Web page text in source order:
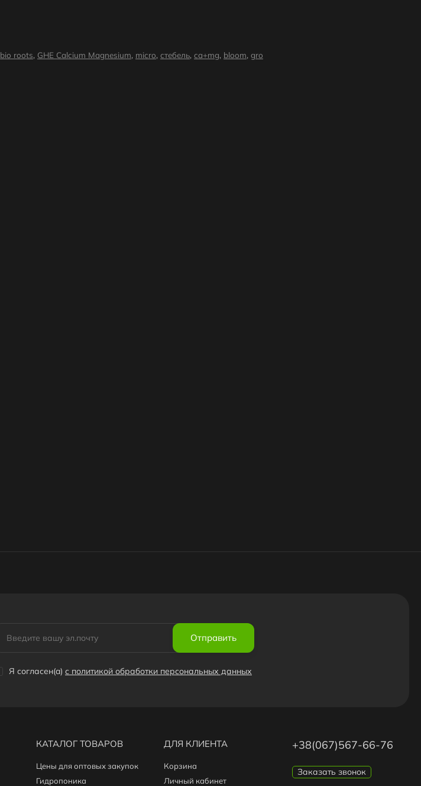
bio roots, GHE Calcium Magnesium, micro, стебель, ca+mg, bloom, gro
Отправить
Я согласен(a) с политикой обработки персональных данных
КАТАЛОГ ТОВАРОВ
Цены для оптовых закупок
Гидропоника
ДЛЯ КЛИЕНТА
Корзина
Личный кабинет
+38(067)567-66-76
Заказать звонок